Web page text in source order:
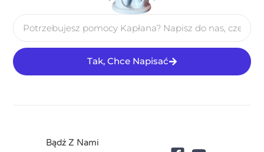
Tak, Chce Napisać
Bądź Z Nami